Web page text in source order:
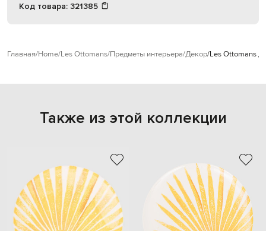
Код товара: 321385
Главная Home Les Ottomans Предметы интерьера Декор Les Ottomans
Также из этой коллекции